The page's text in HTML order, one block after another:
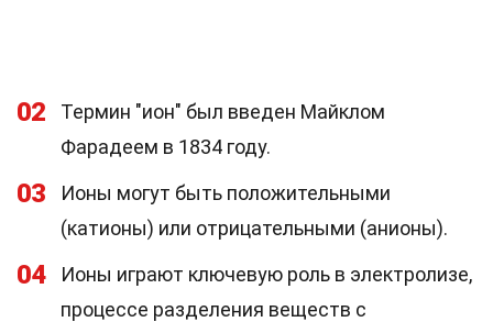
02
Термин "ион" был введен Майклом
Фарадеем в 1834 году.
03
Ионы могут быть положительными
(катионы) или отрицательными (анионы).
04
Ионы играют ключевую роль в электролизе,
процессе разделения веществ с